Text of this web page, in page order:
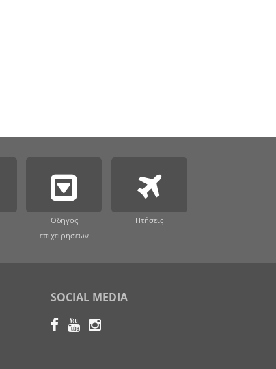
Οδηγος
επιχειρησεων
Πτήσεις
SOCIAL MEDIA